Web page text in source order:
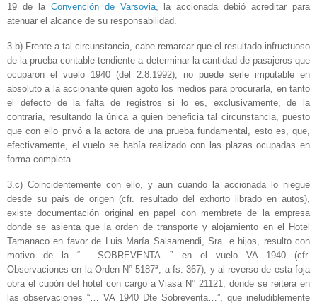
19 de la Convención de Varsovia, la accionada debió acreditar para
atenuar el alcance de su responsabilidad.
3.b) Frente a tal circunstancia, cabe remarcar que el resultado infructuoso
de la prueba contable tendiente a determinar la cantidad de pasajeros que
ocuparon el vuelo 1940 (del 2.8.1992), no puede serle imputable en
absoluto a la accionante quien agotó los medios para procurarla, en tanto
el defecto de la falta de registros si lo es, exclusivamente, de la
contraria, resultando la única a quien beneficia tal circunstancia, puesto
que con ello privó a la actora de una prueba fundamental, esto es, que,
efectivamente, el vuelo se había realizado con las plazas ocupadas en
forma completa.
3.c) Coincidentemente con ello, y aun cuando la accionada lo niegue
desde su país de origen (cfr. resultado del exhorto librado en autos),
existe documentación original en papel con membrete de la empresa
donde se asienta que la orden de transporte y alojamiento en el Hotel
Tamanaco en favor de Luis María Salsamendi, Sra. e hijos, resulto con
motivo de la “… SOBREVENTA…” en el vuelo VA 1940 (cfr.
Observaciones en la Orden N° 5187ª, a fs. 367), y al reverso de esta foja
obra el cupón del hotel con cargo a Viasa N° 21121, donde se reitera en
las observaciones “… VA 1940 Dte Sobreventa…”, que ineludiblemente